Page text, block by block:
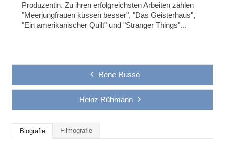
Produzentin.Zu ihren erfolgreichsten Arbeiten zählen
"Meerjungfrauen küssen besser", "Das Geisterhaus",
"Ein amerikanischer Quilt" und "Stranger Things"...
Rene Russo
Heinz Rühmann
Biografie Filmografie